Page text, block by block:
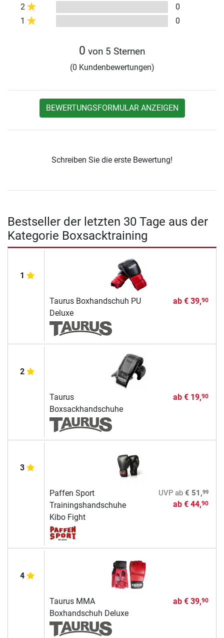
2
0
1
0
0 von 5 Sternen
(0 Kundenbewertungen)
BEWERTUNGSFORMULAR ANZEIGEN
Schreiben Sie die erste Bewertung!
Bestseller der letzten 30 Tage aus der
Kategorie Boxsacktraining
1
Taurus Boxhandschuh PU
Deluxe
ab € 39,90
2
Taurus
Boxsackhandschuhe
ab € 19,90
3
Paffen Sport
Trainingshandschuhe
Kibo Fight
UVPab € 51,99
ab € 44,90
4
Taurus MMA
Boxhandschuh Deluxe
ab € 39,90